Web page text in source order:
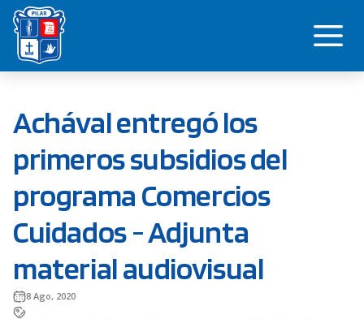
Saltar
contenido
Achával entregó los
primeros subsidios del
programa Comercios
Cuidados - Adjunta
material audiovisual
8 Ago, 2020